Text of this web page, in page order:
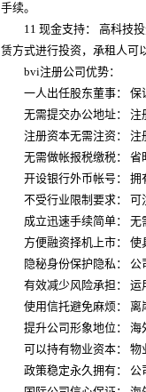
手续。
11 现金支持： 高科技投
赁方式进行投资，承租人可
bvi注册公司优势：
一人出任股东董事： 保
无需提交办公地址： 注
注册资本无需注资： 注
无需做帐报税缴税： 省
开设银行外币帐号： 拥
不受行业限制要求： 可
成立迅速手续简单： 无
方便融资择机上市： 使
隐秘身份保护隐私： 公
有效减少风险承担： 运
使用信托避免麻烦： 离
提升公司形象地位： 海
可以持有物业资本： 物
政策稳定永久拥有： 公